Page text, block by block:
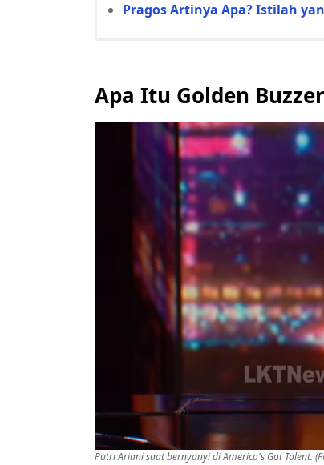
Pragos Artinya Apa? Istilah
Apa Itu Golden
Putri Ariani saat bernyanyi di America's Got Talent.